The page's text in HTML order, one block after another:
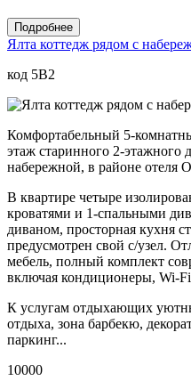
Подробнее
Ялта коттедж рядом с
код 5B2
Комфортабельный 5-
этаж старинного 2-этажного
набережной, в районе отеля
В квартире четыре
кроватями и 1-спальными
диваном, просторная кухня
предусмотрен свой с/узел.
мебель, полный комплект
включая кондиционеры, Wi-
К услугам отдыхающих
отдыха, зона барбекю,
паркинг...
10000